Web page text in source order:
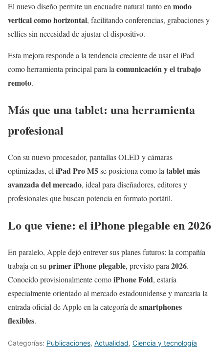
El nuevo diseño permite un encuadre natural tanto enmodo
vertical como horizontal, facilitando conferencias, grabaciones y
selfies sin necesidad de ajustar el dispositivo.
Esta mejora responde a la tendencia creciente de usar el iPad
como herramienta principal para lacomunicación y el trabajo
remoto.
Más que una tablet: una herramienta
profesional
Con su nuevo procesador, pantallas OLED y cámaras
optimizadas, eliPad Pro M5se posiciona como latablet más
avanzada del mercado, ideal para diseñadores, editores y
profesionales que buscan potencia en formato portátil.
Lo que viene: el iPhone plegable en 2026
En paralelo, Apple dejó entrever sus planes futuros: la compañía
trabaja en su primer iPhone plegable, previsto para 2026.
Conocido provisionalmente comoiPhone Fold, estaría
especialmente orientado al mercado estadounidense y marcaría la
entrada oficial de Apple en la categoría desmartphones
flexibles.
Categorías: Publicaciones, Actualidad, Ciencia y tecnología